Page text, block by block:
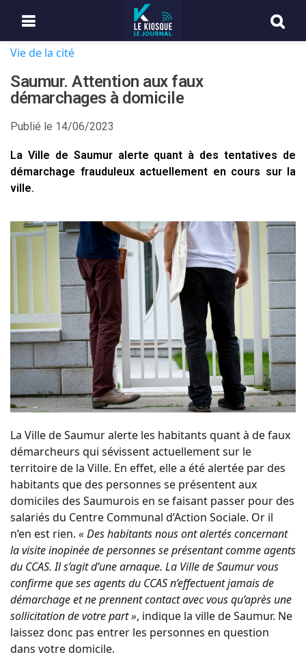
Vie de la cité
Saumur. Attention aux faux
démarchages à domicile
Publié le 14/06/2023
La Ville de Saumur alerte quant à des tentatives de
démarchage frauduleux actuellement en cours sur la
ville.
La Ville de Saumur alerte les habitants quant à de faux
démarcheurs qui sévissent actuellement sur le
territoire de la Ville. En effet, elle a été alertée par des
habitants que des personnes se présentent aux
domiciles des Saumurois en se faisant passer pour des
salariés du Centre Communal d’Action Sociale. Or il
n’en est rien. « Des habitants nous ont alertés concernant
la visite inopinée de personnes se présentant comme agents
du CCAS. Il s’agit d’une arnaque. La Ville de Saumur vous
confirme que ses agents du CCAS n’effectuent jamais de
démarchage et ne prennent contact avec vous qu’après une
sollicitation de votre part », indique la ville de Saumur. Ne
laissez donc pas entrer les personnes en question
dans votre domicile.